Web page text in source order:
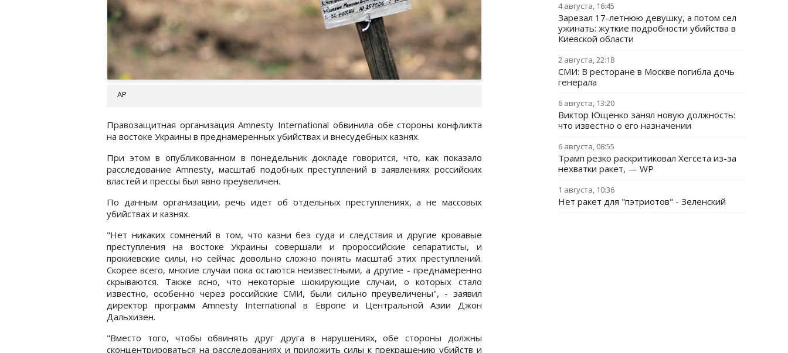
AP
Правозащитная организация Amnesty International обвинила обе стороны конфликта
на востоке Украины в преднамеренных убийствах и внесудебных казнях.
При этом в опубликованном в понедельник докладе говорится, что, как показало
расследование Amnesty, масштаб подобных преступлений в заявлениях российских
властей и прессы был явно преувеличен.
По данным организации, речь идет об отдельных преступлениях, а не массовых
убийствах и казнях.
"Нет никаких сомнений в том, что казни без суда и следствия и другие кровавые
преступления на востоке Украины совершали и пророссийские сепаратисты, и
прокиевские силы, но сейчас довольно сложно понять масштаб этих преступлений.
Скорее всего, многие случаи пока остаются неизвестными, а другие - преднамеренно
скрываются. Также ясно, что некоторые шокирующие случаи, о которых стало
известно, особенно через российские СМИ, были сильно преувеличены", - заявил
директор программ Amnesty International в Европе и Центральной Азии Джон
Дальхизен.
"Вместо того, чтобы обвинять друг друга в нарушениях, обе стороны должны
сконцентрироваться на расследованиях и приложить силы к прекращению убийств и
4 августа, 16:45
Зарезал 17-летнюю девушку, а потом сел
ужинать: жуткие подробности убийства в
Киевской области
2 августа, 22:18
СМИ: В ресторане в Москве погибла дочь
генерала
6 августа, 13:20
Виктор Ющенко занял новую должность:
что известно о его назначении
6 августа, 08:55
Трамп резко раскритиковал Хегсета из-за
нехватки ракет, — WP
1 августа, 10:36
Нет ракет для "пэтриотов" - Зеленский